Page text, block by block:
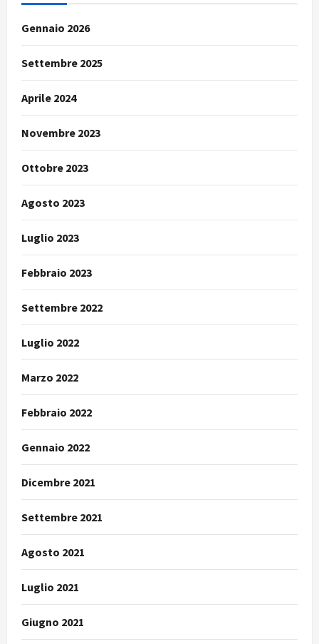
Gennaio 2026
Settembre 2025
Aprile 2024
Novembre 2023
Ottobre 2023
Agosto 2023
Luglio 2023
Febbraio 2023
Settembre 2022
Luglio 2022
Marzo 2022
Febbraio 2022
Gennaio 2022
Dicembre 2021
Settembre 2021
Agosto 2021
Luglio 2021
Giugno 2021